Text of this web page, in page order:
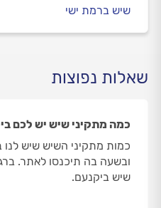
שיש ברמת ישי
שאלות נפוצות
כמה מתקיני שיש יש לכם
כמות מתקיני השיש שיש לנו
שיש ביקנעם.